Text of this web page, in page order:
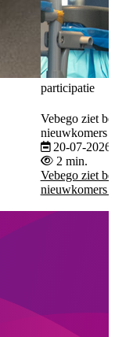
participatie
Vebego ziet
nieuwkomers
20-07-2026
2 min.
Vebego ziet
nieuwkomers